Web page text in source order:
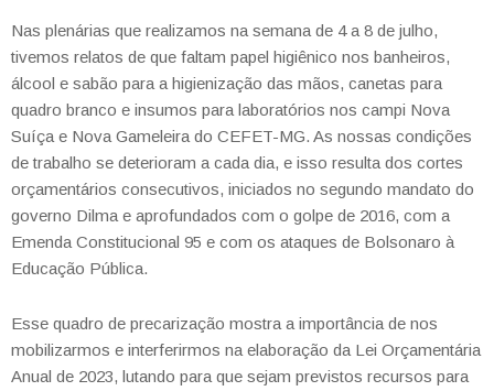
Nas plenárias que realizamos na semana de 4 a 8 de julho,
tivemos relatos de que faltam papel higiênico nos banheiros,
álcool e sabão para a higienização das mãos, canetas para
quadro branco e insumos para laboratórios nos campi Nova
Suíça e Nova Gameleira do CEFET-MG. As nossas condições
de trabalho se deterioram a cada dia, e isso resulta dos cortes
orçamentários consecutivos, iniciados no segundo mandato do
governo Dilma e aprofundados com o golpe de 2016, com a
Emenda Constitucional 95 e com os ataques de Bolsonaro à
Educação Pública.
Esse quadro de precarização mostra a importância de nos
mobilizarmos e interferirmos na elaboração da Lei Orçamentária
Anual de 2023, lutando para que sejam previstos recursos para